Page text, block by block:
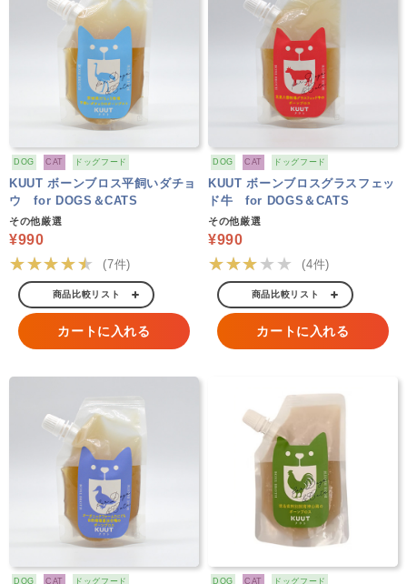
DOG CAT ドッグフード
KUUT ボーンブロス平飼いダチョ
ウ for DOGS＆CATS
その他厳選
¥990
★★★★★ (7件)
商品比較リスト
カートに入れる
DOG CAT ドッグフード
KUUT ボーンブロスグラスフェッ
ド牛 for DOGS＆CATS
その他厳選
¥990
★★★★★ (4件)
商品比較リスト
カートに入れる
DOG CAT ドッグフード DOG CAT ドッグフード